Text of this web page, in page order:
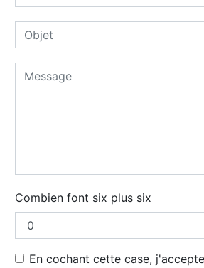
Combien font six plus six
En cochant cette case,